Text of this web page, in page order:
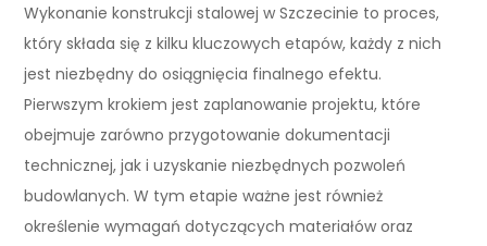
Wykonanie konstrukcji stalowej w Szczecinie to proces,
który składa się z kilku kluczowych etapów, każdy z nich
jest niezbędny do osiągnięcia finalnego efektu.
Pierwszym krokiem jest zaplanowanie projektu, które
obejmuje zarówno przygotowanie dokumentacji
technicznej, jak i uzyskanie niezbędnych pozwoleń
budowlanych. W tym etapie ważne jest również
określenie wymagań dotyczących materiałów oraz